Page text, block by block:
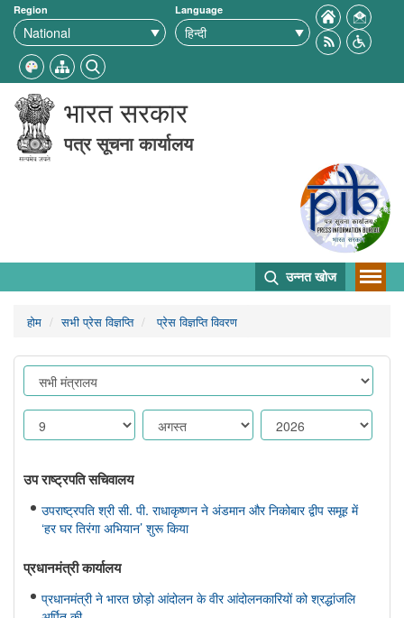
Region Language
भारत सरकार
पत्र सूचना कार्यालय
उन्नत खोज
होम सभी प्रेस विज्ञप्ति प्रेस विज्ञप्ति विवरण
उप राष्ट्रपति सचिवालय
उपराष्ट्रपति श्री सी. पी. राधाकृष्णन ने अंडमान और निकोबार द्वीप समूह में
‘हर घर तिरंगा अभियान’ शुरू किया
प्रधानमंत्री कार्यालय
प्रधानमंत्री ने भारत छोड़ो आंदोलन के वीर आंदोलनकारियों को श्रद्धांजलि